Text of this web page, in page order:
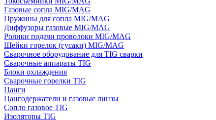
Газовые сопла MIG/MAG
Пружины для сопла MIG/MAG
Диффузоры газовые MIG/MAG
Ролики подачи проволоки MIG/MAG
Шейки горелок (гусаки) MIG/MAG
Сварочное оборудование для TIG сварки
Сварочные аппараты TIG
Блоки охлаждения
Сварочные горелки TIG
Цанги
Цангодержатели и газовые линзы
Сопло газовое TIG
Изоляторы TIG